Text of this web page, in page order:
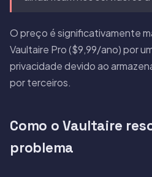
O preço é significativamente
Vaultaire Pro ($9,99/ano) por
privacidade devido ao
por terceiros.
Como o Vaultaire
problema